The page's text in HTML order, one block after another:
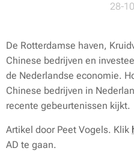
28-
De Rotterdamse haven,
Chinese bedrijven en
de Nederlandse economie.
Chinese bedrijven in
recente gebeurtenissen kijkt.
Artikel door Peet Vogels. Klik
AD te gaan.